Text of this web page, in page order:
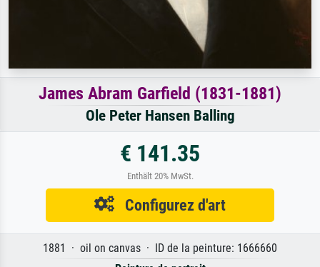
James Abram Garfield (1831-1881)
Ole Peter Hansen Balling
€ 141.35
Enthält 20% MwSt.
Configurez d'art
1881 · oil on canvas · ID de la peinture: 1666660